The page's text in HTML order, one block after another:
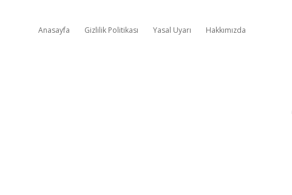
Anasayfa Gizlilik Politikası Yasal Uyarı Hakkımızda